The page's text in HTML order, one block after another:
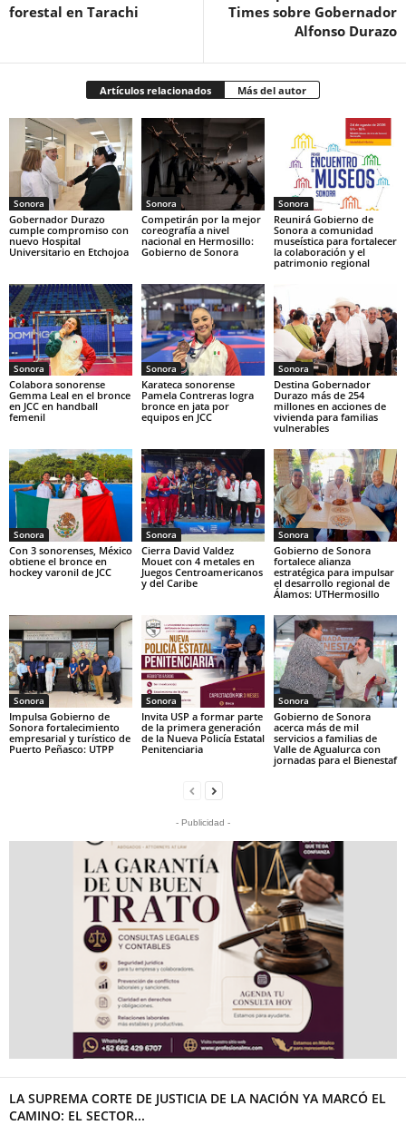
forestal en Tarachi
Times sobre Gobernador
Alfonso Durazo
Artículos relacionados Más del autor
Sonora
Gobernador Durazo
cumple compromiso con
nuevo Hospital
Universitario en Etchojoa
Sonora
Competirán por la mejor
coreografía a nivel
nacional en Hermosillo:
Gobierno de Sonora
Sonora
Reunirá Gobierno de
Sonora a comunidad
museística para fortalecer
la colaboración y el
patrimonio regional
Sonora
Colabora sonorense
Gemma Leal en el bronce
en JCC en handball
femenil
Sonora
Karateca sonorense
Pamela Contreras logra
bronce en jata por
equipos en JCC
Sonora
Destina Gobernador
Durazo más de 254
millones en acciones de
vivienda para familias
vulnerables
Sonora
Con 3 sonorenses, México
obtiene el bronce en
hockey varonil de JCC
Sonora
Cierra David Valdez
Mouet con 4 metales en
Juegos Centroamericanos
y del Caribe
Sonora
Gobierno de Sonora
fortalece alianza
estratégica para impulsar
el desarrollo regional de
Álamos: UTHermosillo
Sonora
Impulsa Gobierno de
Sonora fortalecimiento
empresarial y turístico de
Puerto Peñasco: UTPP
Sonora
Invita USP a formar parte
de la primera generación
de la Nueva Policía Estatal
Penitenciaria
Sonora
Gobierno de Sonora
acerca más de mil
servicios a familias de
Valle de Agualurca con
jornadas para el Bienestaf
- Publicidad -
LA SUPREMA CORTE DE JUSTICIA DE LA NACIÓN YA MARCÓ EL
CAMINO: EL SECTOR...